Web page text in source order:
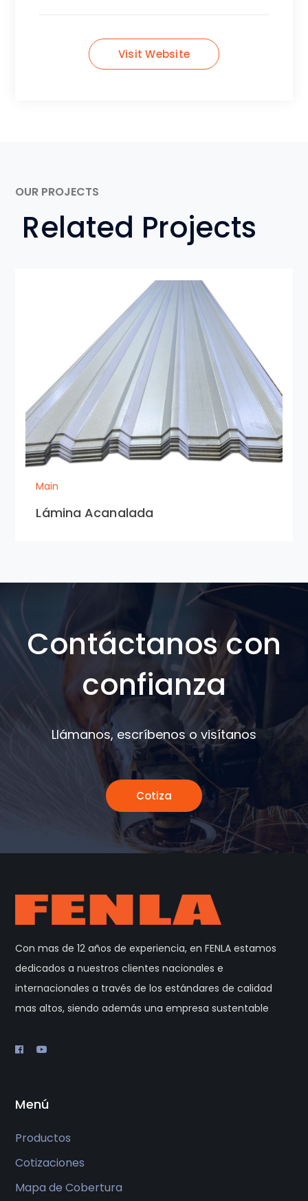
Visit Website
OUR PROJECTS
Related Projects
Main
Lámina Acanalada
Contáctanos con
confianza
Llámanos, escríbenos o visítanos
Cotiza
Con mas de 12 años de experiencia, en FENLA estamos
dedicados a nuestros clientes nacionales e
internacionales a través de los estándares de calidad
mas altos, siendo además una empresa sustentable
Menú
Productos
Cotizaciones
Mapa de Cobertura